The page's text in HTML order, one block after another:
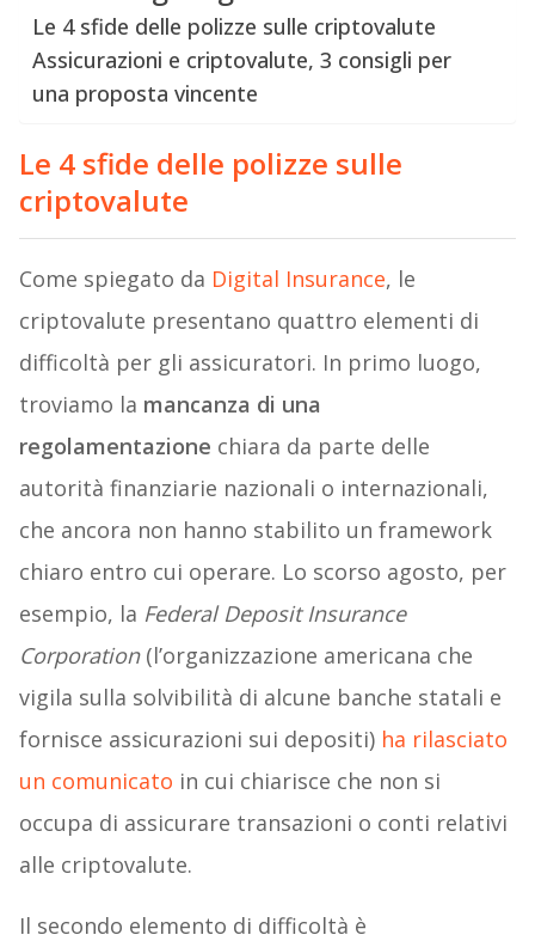
Le 4 sfide delle polizze sulle criptovalute
Assicurazioni e criptovalute, 3 consigli per
una proposta vincente
Le 4 sfide delle polizze sulle
criptovalute
Come spiegato da Digital Insurance, le
criptovalute presentano quattro elementi di
difficoltà per gli assicuratori. In primo luogo,
troviamo la mancanza di una
regolamentazione chiara da parte delle
autorità finanziarie nazionali o internazionali,
che ancora non hanno stabilito un framework
chiaro entro cui operare. Lo scorso agosto, per
esempio, la Federal Deposit Insurance
Corporation(l’organizzazione americana che
vigila sulla solvibilità di alcune banche statali e
fornisce assicurazioni sui depositi) ha rilasciato
un comunicato in cui chiarisce che non si
occupa di assicurare transazioni o conti relativi
alle criptovalute.
Il secondo elemento di difficoltà è